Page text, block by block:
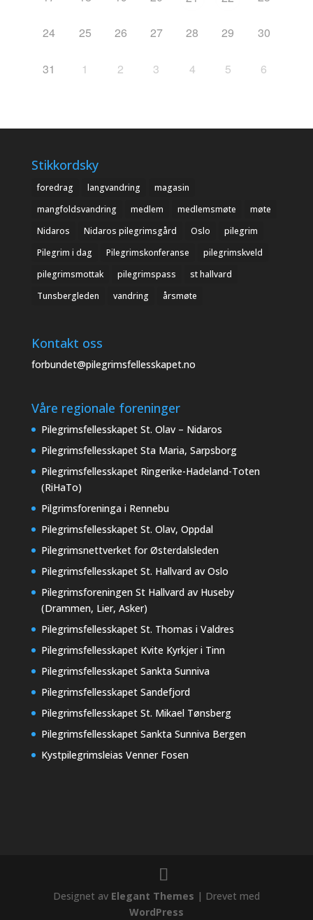
24 25 26 27 28 29 30
31 1 2 3 4 5 6
Stikkordsky
foredrag langvandring
magasin
mangfoldsvandring
medlem medlemsmøte
møte
Nidaros
Nidaros pilegrimsgård Oslo
pilegrim
Pilegrim i dag
Pilegrimskonferanse
pilegrimskveld
pilegrimsmottak
pilegrimspass
st hallvard
Tunsbergleden
vandring årsmøte
Kontakt oss
forbundet@pilegrimsfellesskapet.no
Våre regionale foreninger
Pilegrimsfellesskapet St. Olav – Nidaros
Pilegrimsfellesskapet Sta Maria, Sarpsborg
Pilegrimsfellesskapet Ringerike-Hadeland-Toten
(RiHaTo)
Pilgrimsforeninga i Rennebu
Pilegrimsfellesskapet St. Olav, Oppdal
Pilegrimsnettverket for Østerdalsleden
Pilegrimsfellesskapet St. Hallvard av Oslo
Pilegrimsforeningen St Hallvard av Huseby
(Drammen, Lier, Asker)
Pilegrimsfellesskapet St. Thomas i Valdres
Pilegrimsfellesskapet Kvite Kyrkjer i Tinn
Pilegrimsfellesskapet Sankta Sunniva
Pilegrimsfellesskapet Sandefjord
Pilegrimsfellesskapet St. Mikael Tønsberg
Pilegrimsfellesskapet Sankta Sunniva Bergen
Kystpilegrimsleias Venner Fosen
Designet av Elegant Themes | Drevet med
WordPress